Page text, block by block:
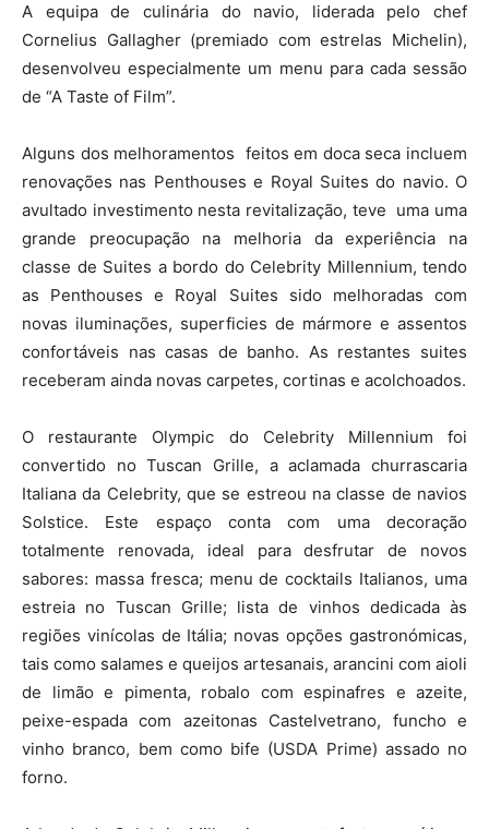
A equipa de culinária do navio, liderada pelo chef
Cornelius Gallagher (premiado com estrelas Michelin),
desenvolveu especialmente um menu para cada sessão
de “A Taste of Film”.
Alguns dos melhoramentos feitos em doca seca incluem
renovações nas Penthouses e Royal Suites do navio. O
avultado investimento nesta revitalização, teve uma uma
grande preocupação na melhoria da experiência na
classe de Suites a bordo do Celebrity Millennium, tendo
as Penthouses e Royal Suites sido melhoradas com
novas iluminações, superficies de mármore e assentos
confortáveis nas casas de banho. As restantes suites
receberam ainda novas carpetes, cortinas e acolchoados.
O restaurante Olympic do Celebrity Millennium foi
convertido no Tuscan Grille, a aclamada churrascaria
Italiana da Celebrity, que se estreou na classe de navios
Solstice. Este espaço conta com uma decoração
totalmente renovada, ideal para desfrutar de novos
sabores: massa fresca; menu de cocktails Italianos, uma
estreia no Tuscan Grille; lista de vinhos dedicada às
regiões vinícolas de Itália; novas opções gastronómicas,
tais como salames e queijos artesanais, arancini com aioli
de limão e pimenta, robalo com espinafres e azeite,
peixe-espada com azeitonas Castelvetrano, funcho e
vinho branco, bem como bife (USDA Prime) assado no
forno.